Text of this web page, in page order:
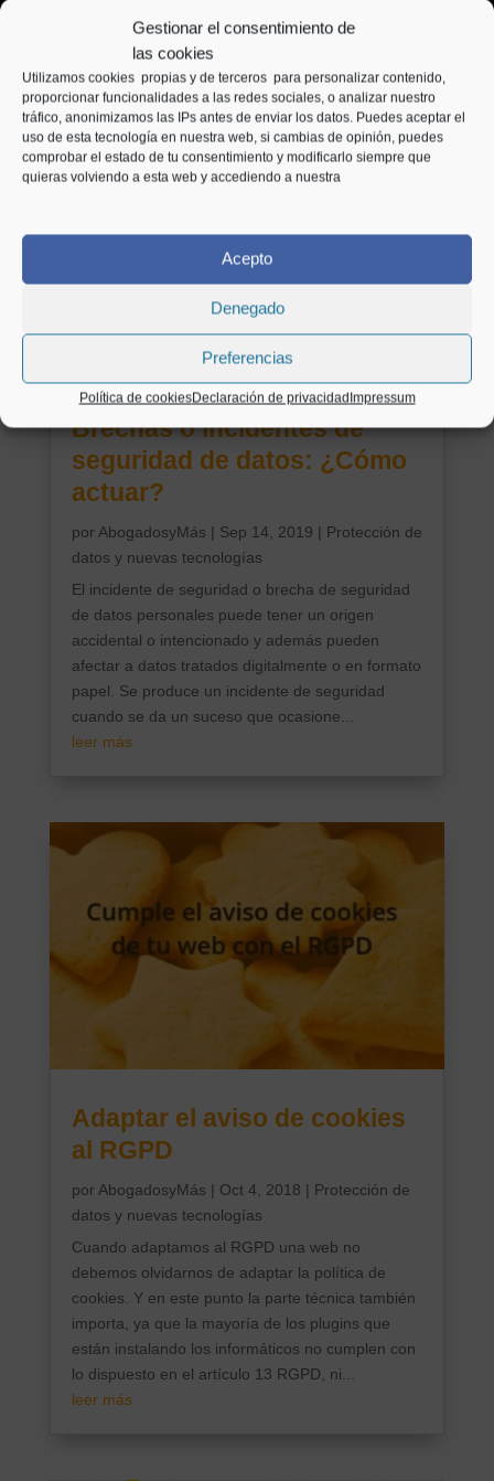
Gestionar el consentimiento de
las cookies
Utilizamos cookies propias y de terceros para personalizar contenido,
proporcionar funcionalidades a las redes sociales, o analizar nuestro
tráfico, anonimizamos las IPs antes de enviar los datos. Puedes aceptar el
uso de esta tecnología en nuestra web, si cambias de opinión, puedes
comprobar el estado de tu consentimiento y modificarlo siempre que
quieras volviendo a esta web y accediendo a nuestra
Acepto
Denegado
Preferencias
Política de cookiesDeclaración de privacidadImpressum
Entradas relacionadas
Brechas o incidentes de
seguridad de datos: ¿Cómo
actuar?
por AbogadosyMás | Sep 14, 2019 | Protección de
datos y nuevas tecnologías
El incidente de seguridad o brecha de seguridad
de datos personales puede tener un origen
accidental o intencionado y además pueden
afectar a datos tratados digitalmente o en formato
papel. Se produce un incidente de seguridad
cuando se da un suceso que ocasione...
leer más
Adaptar el aviso de cookies
al RGPD
por AbogadosyMás | Oct 4, 2018 | Protección de
datos y nuevas tecnologías
Cuando adaptamos al RGPD una web no
debemos olvidarnos de adaptar la política de
cookies. Y en este punto la parte técnica también
importa, ya que la mayoría de los plugins que
están instalando los informáticos no cumplen con
lo dispuesto en el artículo 13 RGPD, ni...
leer más